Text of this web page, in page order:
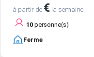
à partir de € la semaine
10 personne(s)
Ferme